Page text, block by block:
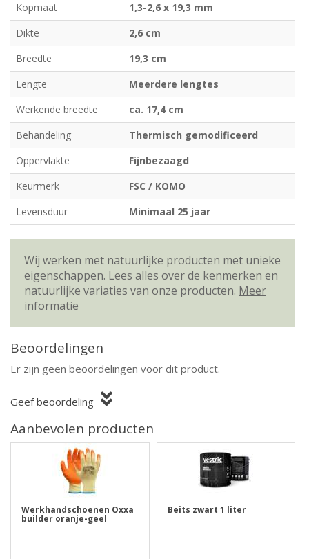
Kopmaat
1,3-2,6 x 19,3 mm
Dikte
2,6 cm
Breedte
19,3 cm
Lengte
Meerdere lengtes
Werkende breedte
ca. 17,4 cm
Behandeling
Thermisch gemodificeerd
Oppervlakte
Fijnbezaagd
Keurmerk
FSC / KOMO
Levensduur
Minimaal 25 jaar
Wij werken met natuurlijke producten met unieke
eigenschappen. Lees alles over de kenmerken en
natuurlijke variaties van onze producten. Meer
informatie
Beoordelingen
Er zijn geen beoordelingen voor dit product.
Geef beoordeling
Aanbevolen producten
Werkhandschoenen Oxxa
builder oranje-geel
Beits zwart 1 liter